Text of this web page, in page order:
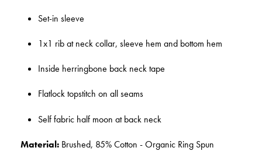
Set-in sleeve
1x1 rib at neck collar, sleeve hem and bottom hem
Inside herringbone back neck tape
Flatlock topstitch on all seams
Self fabric half moon at back neck
Material: Brushed, 85% Cotton - Organic Ring Spun